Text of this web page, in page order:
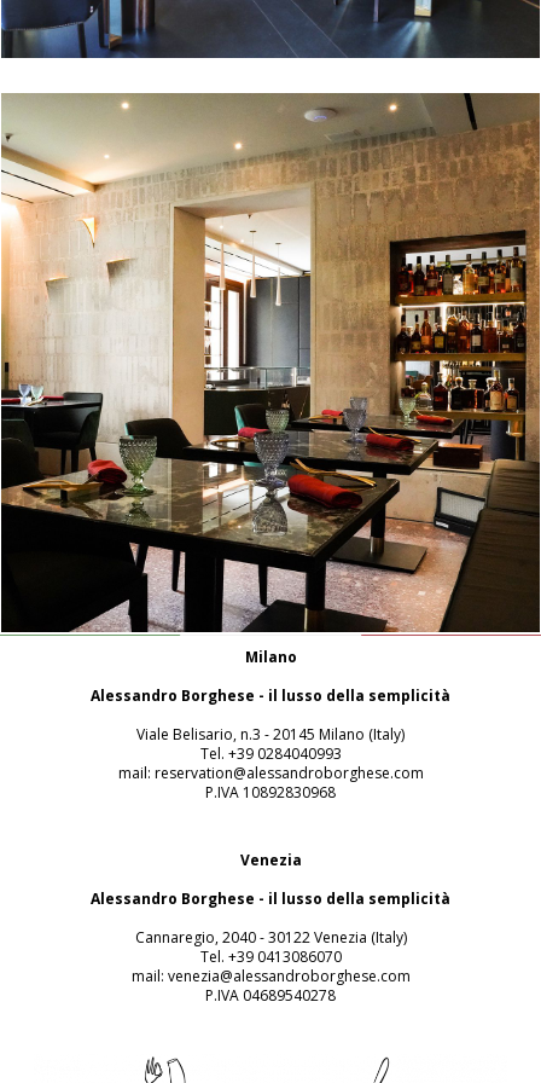
Milano
Alessandro Borghese - il lusso della semplicità
Viale Belisario, n.3 - 20145 Milano (Italy)
Tel. +39 0284040993
mail: reservation@alessandroborghese.com
P.IVA 10892830968
Venezia
Alessandro Borghese - il lusso della semplicità
Cannaregio, 2040 - 30122 Venezia (Italy)
Tel. +39 0413086070
mail: venezia@alessandroborghese.com
P.IVA 04689540278